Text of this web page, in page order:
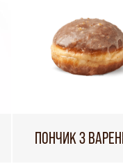
ПОНЧИК З